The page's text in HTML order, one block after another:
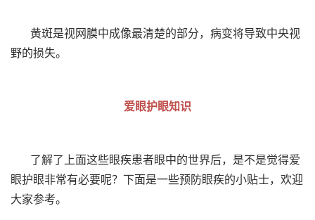
黄斑是视网膜中成像最清楚的部分，病变将导致中央视
野的损失。
爱眼护眼知识
了解了上面这些眼疾患者眼中的世界后，是不是觉得爱
眼护眼非常有必要呢？下面是一些预防眼疾的小贴士，欢迎
大家参考。